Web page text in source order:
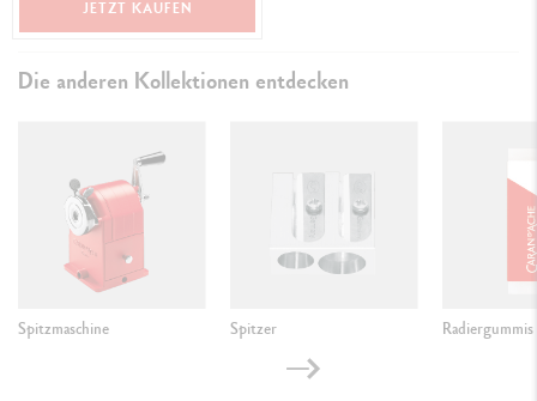
JETZT KAUFEN
Die anderen Kollektionen entdecken
Spitzmaschine Spitzer Radiergummis